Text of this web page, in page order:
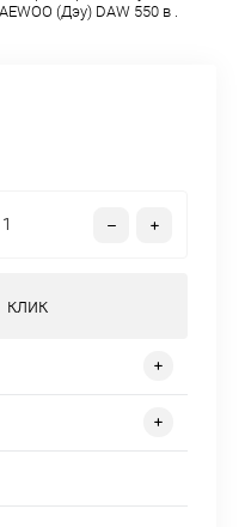
(Дэу) DAW 550 в .
клик